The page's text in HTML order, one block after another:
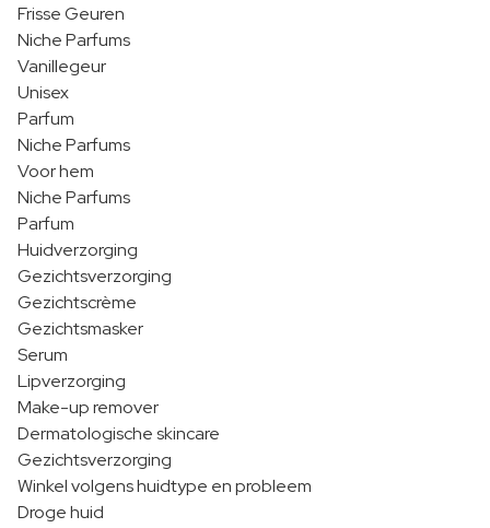
Frisse Geuren
Niche Parfums
Vanillegeur
Unisex
Parfum
Niche Parfums
Voor hem
Niche Parfums
Parfum
Huidverzorging
Gezichtsverzorging
Gezichtscrème
Gezichtsmasker
Serum
Lipverzorging
Make-up remover
Dermatologische skincare
Gezichtsverzorging
Winkel volgens huidtype en probleem
Droge huid